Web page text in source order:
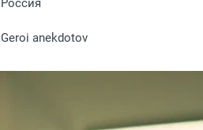
Россия
Geroi anekdotov